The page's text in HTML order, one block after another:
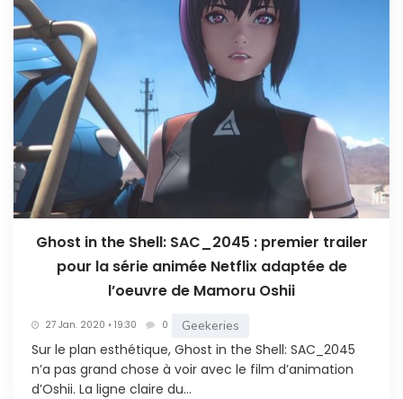
Ghost in the Shell: SAC_2045 : premier trailer
pour la série animée Netflix adaptée de
l’oeuvre de Mamoru Oshii
27 Jan. 2020 • 19:30 0 Geekeries
Sur le plan esthétique, Ghost in the Shell: SAC_2045
n’a pas grand chose à voir avec le film d’animation
d’Oshii. La ligne claire du...